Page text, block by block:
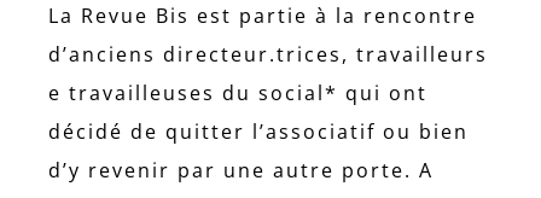
La Revue Bis est partie à la rencontre
d’anciens directeur.trices, travailleurs
e travailleuses du social* qui ont
décidé de quitter l’associatif ou bien
d’y revenir par une autre porte. A